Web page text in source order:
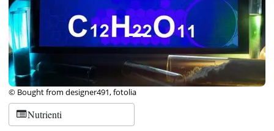
© Bought from designer491, fotolia
Nutrienti